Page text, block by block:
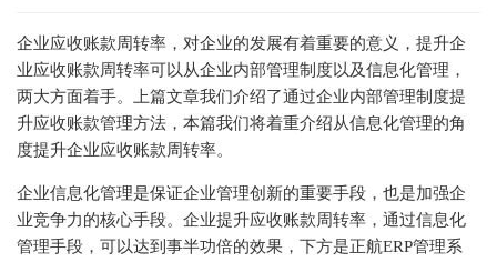
企业应收账款周转率，对企业的发展有着重要的意义，提升企
业应收账款周转率可以从企业内部管理制度以及信息化管理，
两大方面着手。上篇文章我们介绍了通过企业内部管理制度提
升应收账款管理方法，本篇我们将着重介绍从信息化管理的角
度提升企业应收账款周转率。
企业信息化管理是保证企业管理创新的重要手段，也是加强企
业竞争力的核心手段。企业提升应收账款周转率，通过信息化
管理手段，可以达到事半功倍的效果，下方是正航ERP管理系